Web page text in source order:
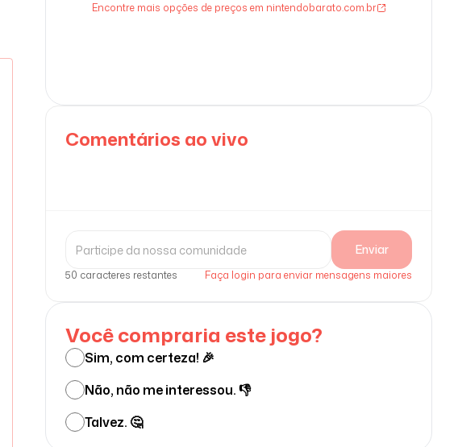
Encontre mais opções de preços em nintendobarato.com.br
Comentários ao vivo
Enviar
50 caracteres restantes Faça login para enviar mensagens maiores
Você compraria este jogo?
Sim, com certeza! 🎉
Não, não me interessou. 👎
Talvez. 🤔